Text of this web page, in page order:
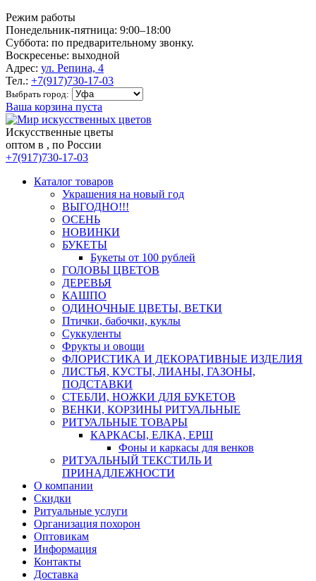
Режим работы
Понедельник-пятница: 9:00–18:00
Суббота: по предварительному звонку.
Воскресенье: выходной
Адрес: ул. Репина, 4
Тел.: +7(917)730-17-03
Выбрать город:
Ваша корзина пуста
Искусственные цветы
оптом в , по России
+7(917)730-17-03
Каталог товаров
Украшения на новый год
ВЫГОДНО!!!
ОСЕНЬ
НОВИНКИ
БУКЕТЫ
Букеты от 100 рублей
ГОЛОВЫ ЦВЕТОВ
ДЕРЕВЬЯ
КАШПО
ОДИНОЧНЫЕ ЦВЕТЫ, ВЕТКИ
Птички, бабочки, куклы
Суккуленты
Фрукты и овощи
ФЛОРИСТИКА И ДЕКОРАТИВНЫЕ ИЗДЕЛИЯ
ЛИСТЬЯ, КУСТЫ, ЛИАНЫ, ГАЗОНЫ,
ПОДСТАВКИ
СТЕБЛИ, НОЖКИ ДЛЯ БУКЕТОВ
ВЕНКИ, КОРЗИНЫ РИТУАЛЬНЫЕ
РИТУАЛЬНЫЕ ТОВАРЫ
КАРКАСЫ, ЕЛКА, ЕРШ
Фоны и каркасы для венков
РИТУАЛЬНЫЙ ТЕКСТИЛЬ И
ПРИНАДЛЕЖНОСТИ
О компании
Скидки
Ритуальные услуги
Организация похорон
Оптовикам
Информация
Контакты
Доставка